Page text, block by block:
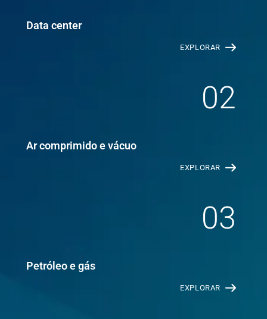
Data center
EXPLORAR
02
Ar comprimido e vácuo
EXPLORAR
03
Petróleo e gás
EXPLORAR